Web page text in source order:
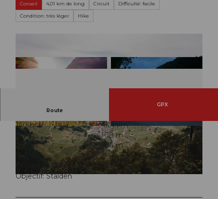
Conseil 4,01 km de long Circuit
Difficulté: facile
Condition: très léger
Hike
© Stoos-Muotatal Tourismus, Stoos-Muotatal Tourismus
© Stoos-Muotatal Tourismus, Stoos-Muotatal T
ourismus
© Luzern Tourismus
Route
GPX
1:10 h
4,01 km
108 m
108 m
628 m
734 m
Départ: Stalden
Objectif: Stalden